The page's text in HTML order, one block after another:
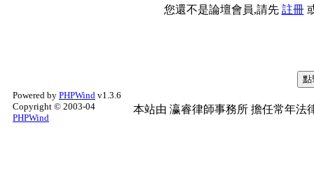
您還不是論壇會員,請先 註冊
Powered by PHPWind v1.3.6
Copyright © 2003-04
PHPWind
本站由 瀛睿律師事務所 擔任常年法